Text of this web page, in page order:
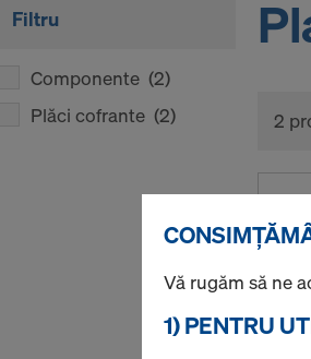
Filtru
Componente (2)
Plăci cofrante (2) 2
Vă rugăm să ne
1) PENTRU